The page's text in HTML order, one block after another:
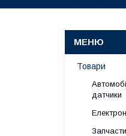
Товари
датчики